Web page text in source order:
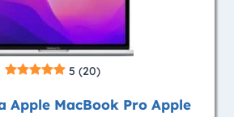
5 (20)
Apple MacBook Pro Apple